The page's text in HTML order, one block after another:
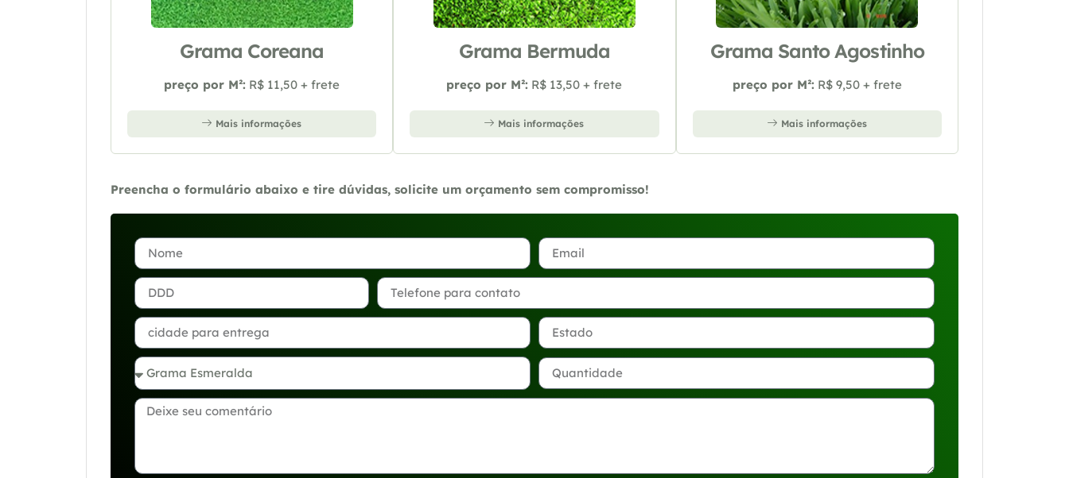
Grama Coreana
preço por M²: R$ 11,50 + frete
Mais informações
Grama Bermuda
preço por M²: R$ 13,50 + frete
Mais informações
Grama Santo Agostinho
preço por M²: R$ 9,50 + frete
Mais informações
Preencha o formulário abaixo e tire dúvidas, solicite um orçamento sem compromisso!